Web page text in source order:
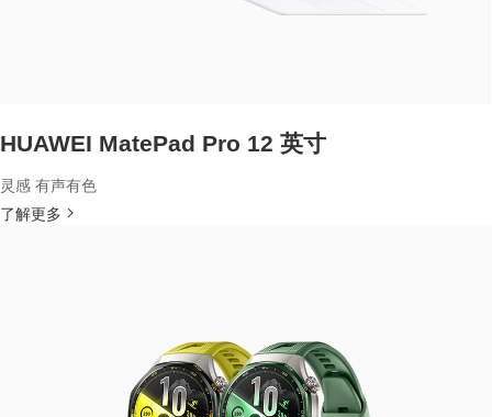
HUAWEI MatePad Pro 12 英寸
灵感 有声有色
了解更多